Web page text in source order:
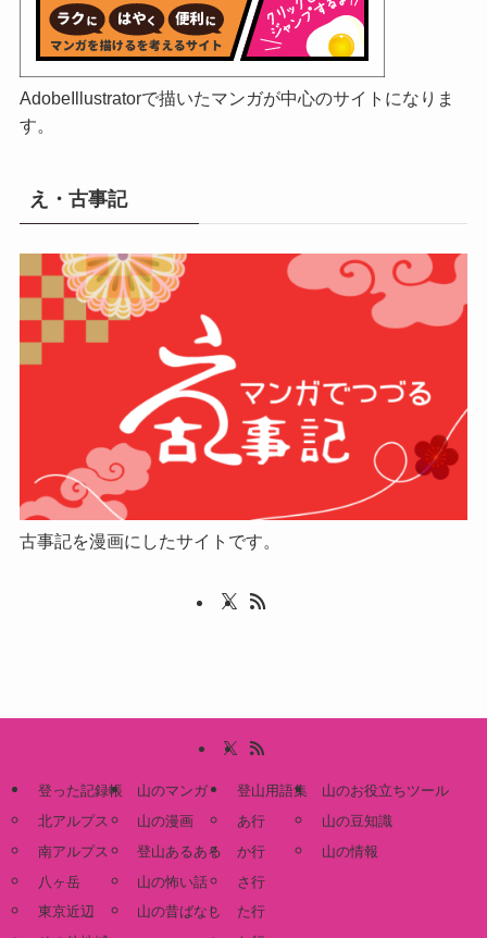
AdobeIllustratorで描いたマンガが中心のサイトになりま
す。
え・古事記
古事記を漫画にしたサイトです。
登った記録帳
北アルプス
南アルプス
八ヶ岳
東京近辺
山のマンガ
山の漫画
登山あるある
山の怖い話
山の昔ばなし
登山用語集
あ行
か行
さ行
た行
山のお役立ちツール
山の豆知識
山の情報